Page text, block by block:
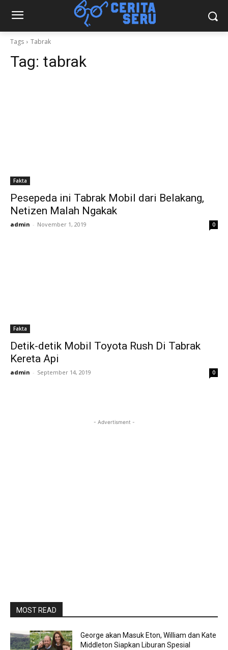
Tags Tabrak
Tag: tabrak
Fakta
Pesepeda ini Tabrak Mobil dari Belakang,
Netizen Malah Ngakak
admin - November 1, 2019 0
Fakta
Detik-detik Mobil Toyota Rush Di Tabrak
Kereta Api
admin - September 14, 2019 0
- Advertisment -
MOST READ
George akan Masuk Eton, William dan Kate
Middleton Siapkan Liburan Spesial